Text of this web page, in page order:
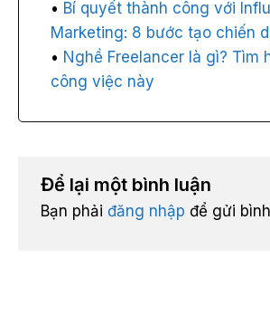
Bí quyết thành công với
Marketing: 8 bước tạo chiến
Nghề Freelancer là gì? Tìm
công việc này
Để lại một bình luận
Bạn phải đăng nhập để gửi